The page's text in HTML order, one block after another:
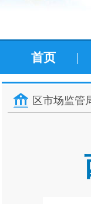
首页 |
区市场监管